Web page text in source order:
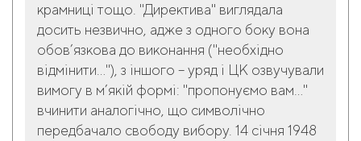
крамниці тощо. "Директива" виглядала
досить незвично, адже з одного боку вона
обов’язкова до виконання ("необхідно
відмінити…"), з іншого – уряд і ЦК озвучували
вимогу в м’якій формі: "пропонуємо вам…"
вчинити аналогічно, що символічно
передбачало свободу вибору. 14 січня 1948